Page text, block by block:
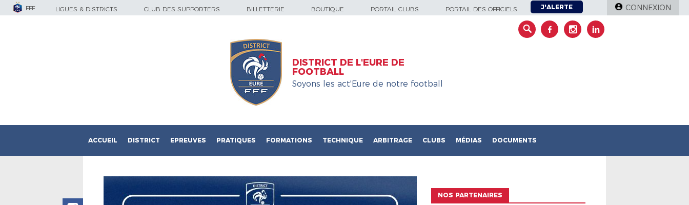
FFF LIGUES & DISTRICTS CLUB DES SUPPORTERS BILLETTERIE BOUTIQUE PORTAIL CLUBS PORTAIL DES OFFICIELS J'ALERTE CONNEXION
DISTRICT DE L'EURE DE
FOOTBALL
Soyons les act'Eure de notre football
ACCUEIL DISTRICT EPREUVES PRATIQUES FORMATIONS TECHNIQUE ARBITRAGE CLUBS MÉDIAS DOCUMENTS
NOS PARTENAIRES